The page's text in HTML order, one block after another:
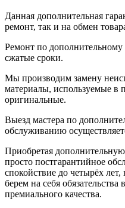
Данная дополнительная
ремонт, так и на обмен
Ремонт по
сжатые сроки.
Мы производим замену
материалы, используемые в
оригинальные.
Выезд мастера по
обслуживанию
Приобретая
просто постгарантийное
спокойствие до четырёх
берем на себя
премиального качества.